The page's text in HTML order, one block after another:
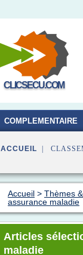
CLICSECU.COM
COMPLEMENTAIRE
ACCUEIL |
Accueil > Thèmes
assurance maladie
Articles
maladie